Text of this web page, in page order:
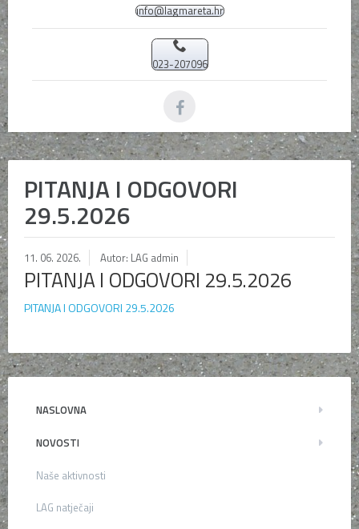
info@lagmareta.hr
023-207096
PITANJA I ODGOVORI
29.5.2026
11. 06. 2026. Autor: LAG admin
PITANJA I ODGOVORI 29.5.2026
PITANJA I ODGOVORI 29.5.2026
NASLOVNA
NOVOSTI
Naše aktivnosti
LAG natječaji